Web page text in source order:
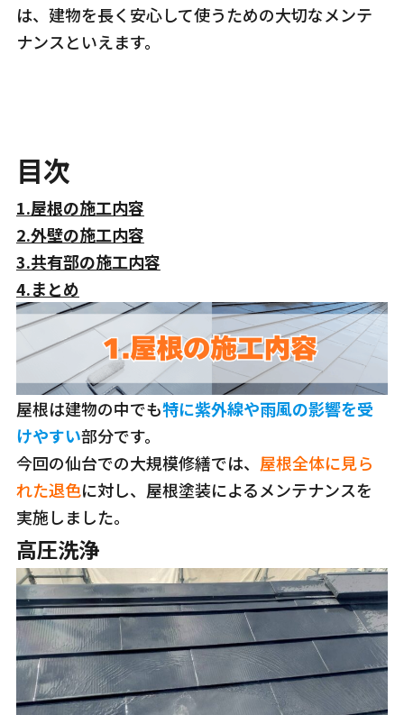
は、建物を長く安心して使うための大切なメンテ
ナンスといえます。
目次
1.屋根の施工内容
2.外壁の施工内容
3.共有部の施工内容
4.まとめ
屋根は建物の中でも特に紫外線や雨風の影響を受
けやすい部分です。
今回の仙台での大規模修繕では、 屋根全体に見ら
れた退色に対し、屋根塗装によるメンテナンスを
実施しました。
高圧洗浄